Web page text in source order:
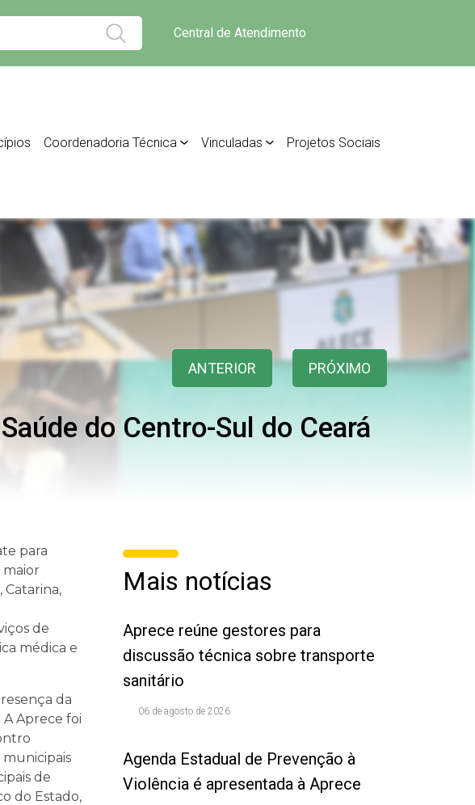
Central de Atendimento
Coordenadoria Técnica Vinculadas Projetos Sociais
ANTERIOR PRÓXIMO
do Centro-Sul do Ceará
para
de
médica e
da
A Aprece foi
de
do Estado,
Mais notícias
Aprece reúne gestores para
discussão técnica sobre transporte
sanitário
06 de agosto de 2026
Agenda Estadual de Prevenção à
Violência é apresentada à Aprece